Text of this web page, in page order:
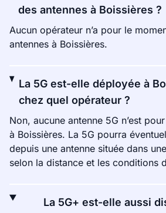
des antennes à Boissières ?
Aucun opérateur n’a pour le
antennes à Boissières.
La 5G est-elle déployée à
chez quel opérateur ?
Non, aucune antenne 5G n’est
à Boissières. La 5G pourra
depuis une antenne située dans
selon la distance et les conditions
La 5G+ est-elle aussi